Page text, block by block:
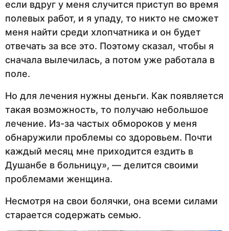
если вдруг у меня случится приступ во время
полевых работ, и я упаду, то никто не сможет
меня найти среди хлопчатника и он будет
отвечать за все это. Поэтому сказал, чтобы я
сначала вылечилась, а потом уже работала в
поле.
Но для лечения нужны деньги. Как появляется
такая возможность, то получаю небольшое
лечение. Из-за частых обмороков у меня
обнаружили проблемы со здоровьем. Почти
каждый месяц мне приходится ездить в
Душанбе в больницу», — делится своими
проблемами женщина.
Несмотря на свои болячки, она всеми силами
старается содержать семью.